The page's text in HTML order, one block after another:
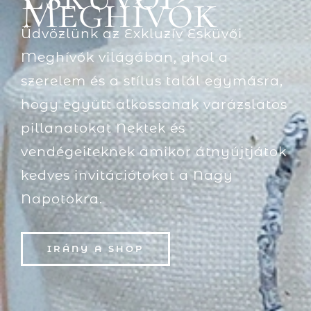
Meghívók
Üdvözlünk az Exkluzív Esküvői
Meghívók világában, ahol a
szerelem és a stílus talál egymásra,
hogy együtt alkossanak varázslatos
pillanatokat Nektek és
vendégeiteknek amikor átnyújtjátok
kedves invitációtokat a Nagy
Napotokra.
IRÁNY A SHOP